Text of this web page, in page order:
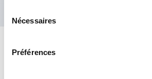
Nécessaires
Préférences
4 Produits